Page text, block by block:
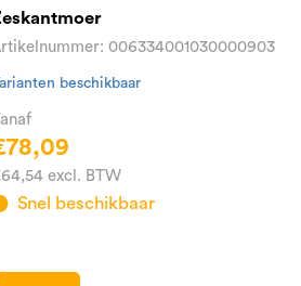
006334001030000903
beschikbaar
excl. BTW
Snel beschikbaar